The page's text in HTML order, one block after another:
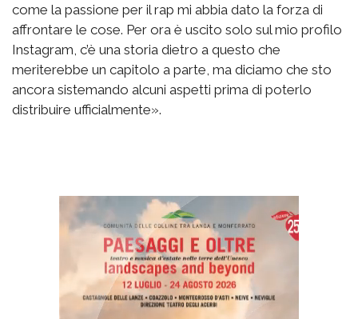
come la passione per il rap mi abbia dato la forza di
affrontare le cose. Per ora è uscito solo sul mio profilo
Instagram, c’è una storia dietro a questo che
meriterebbe un capitolo a parte, ma diciamo che sto
ancora sistemando alcuni aspetti prima di poterlo
distribuire ufficialmente».